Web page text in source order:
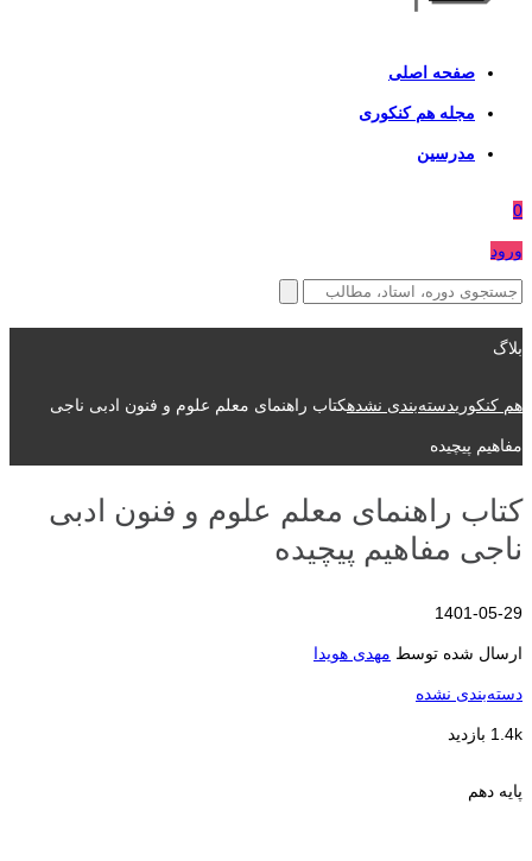
صفحه اصلی
مجله هم کنکوری
مدرسین
0
ورود
بلاگ
هم کنکوریدسته‌بندی نشدهکتاب راهنمای معلم علوم و فنون ادبی ناجی
مفاهیم پیچیده
کتاب راهنمای معلم علوم و فنون ادبی
ناجی مفاهیم پیچیده
1401-05-29
ارسال شده توسط مهدی هویدا
دسته‌بندی نشده
1.4k بازدید
پایه دهم